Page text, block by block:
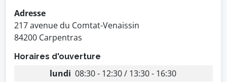
Adresse
217 avenue du Comtat-Venaissin
84200 Carpentras
Horaires d'ouverture
lundi 08:30 - 12:30 / 13:30 - 16:30